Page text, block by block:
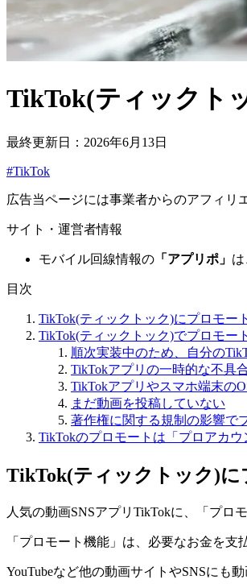
TikTok(ティックト
最終更新日：2026年6月13日
#TikTok
広告当ページには事業者からのアフィリ
サイト・運営者情報
モバイル回線情報の 「アプリポ」
目次
TikTok(ティックトック)にプロモー
TikTok(ティックトック)でプロモー
順次実装中のため、自分の
TikTokアプリの一時的な不具
TikTokアプリやスマホ端末の
まだ動画を投稿していない
著作権に関する規制の影響で
TikTokのプロモートは「プロアカ
TikTok(ティックトック)に
人気の動画SNSアプリTikTokに、「プロ
「プロモート機能」は、必要なお金を
YouTubeなど他の動画サイトやSNSにも